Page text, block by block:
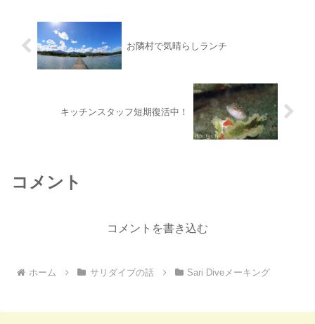
お隣村で気晴らしランチ
キッチンスタッフ短期復活中！
コメント
コメントを書き込む
ホーム サリダイブの話 Sari Diveメーキング